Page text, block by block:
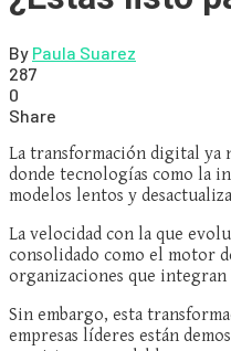
By Paula Suarez
287
0
Share
La transformación digital ya
donde tecnologías como la
modelos lentos y
La velocidad con la que
consolidado como el motor
organizaciones que
Sin embargo, esta
empresas líderes están